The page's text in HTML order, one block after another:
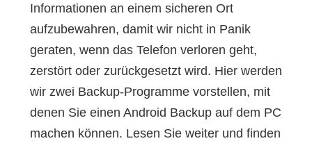
Informationen an einem sicheren Ort
aufzubewahren, damit wir nicht in Panik
geraten, wenn das Telefon verloren geht,
zerstört oder zurückgesetzt wird. Hier werden
wir zwei Backup-Programme vorstellen, mit
denen Sie einen Android Backup auf dem PC
machen können. Lesen Sie weiter und finden